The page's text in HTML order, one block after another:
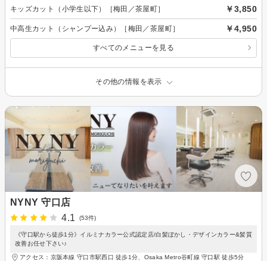
キッズカット（小学生以下）［梅田／茶屋町］ ￥3,850
中高生カット（シャンプー込み）［梅田／茶屋町］ ￥4,950
すべてのメニューを見る
その他の情報を表示
NYNY 守口店
4.1
(53件)
《守口駅から徒歩1分》イルミナカラー公式認定店/白髪ぼかし・デザインカラー&髪質
改善お任せ下さい♪
アクセス：京阪本線 守口市駅西口 徒歩1分、Osaka Metro谷町線 守口駅 徒歩5分